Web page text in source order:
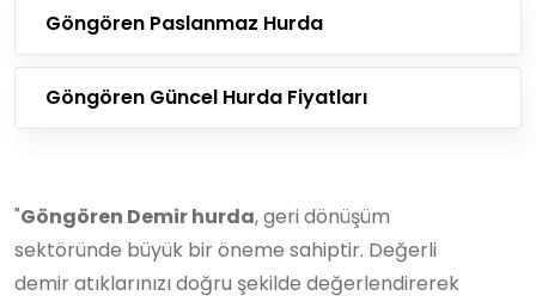
Göngören Paslanmaz Hurda
Göngören Güncel Hurda Fiyatları
"Göngören Demir hurda, geri dönüşüm
sektöründe büyük bir öneme sahiptir. Değerli
demir atıklarınızı doğru şekilde değerlendirerek